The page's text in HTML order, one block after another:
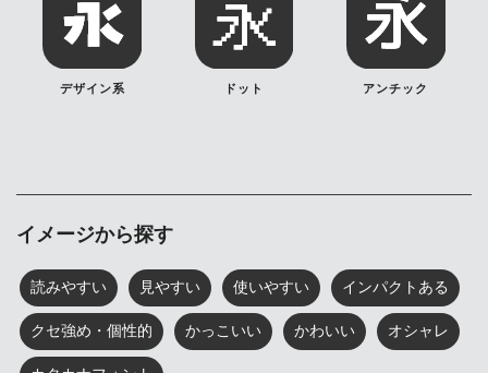
デザイン系 ドット アンチック
イメージから探す
読みやすい 見やすい 使いやすい インパクトある
クセ強め・個性的 かっこいい かわいい オシャレ